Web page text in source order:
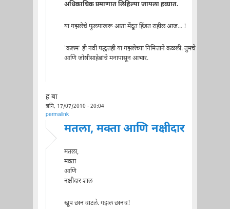
अधिकाधिक प्रमाणात लिहिल्या जायला हव्यात.
या गझलेचे फुलपाखरू आता मेंदूत हिंडत राहील आज... !
`कलम` ही नवी पद्धतही या गझलेच्या निमित्ताने कळली. तुमचे
आणि जोशीसाहेबांचे मनापासून आभार.
ह बा
शनि, 17/07/2010 - 20:04
permalink
मतला, मक्ता आणि नक्षीदार
मतला,
मक्ता
आणि
नक्षीदार शाल
खूप छान वाटले. गझल छानच!